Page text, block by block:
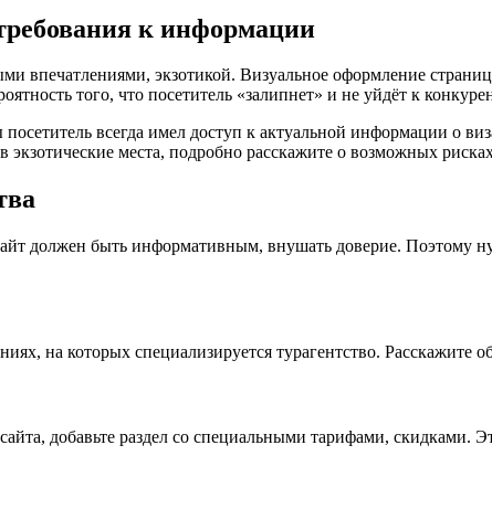
к информации
впечатлениями, экзотикой. Визуальное оформление
того, что посетитель «залипнет» и не уйдёт к
всегда имел доступ к актуальной информации о
экзотические места, подробно расскажите о возможных
должен быть информативным, внушать доверие. Поэтому
на которых специализируется турагентство. Расскажите
добавьте раздел со специальными тарифами, скидками.